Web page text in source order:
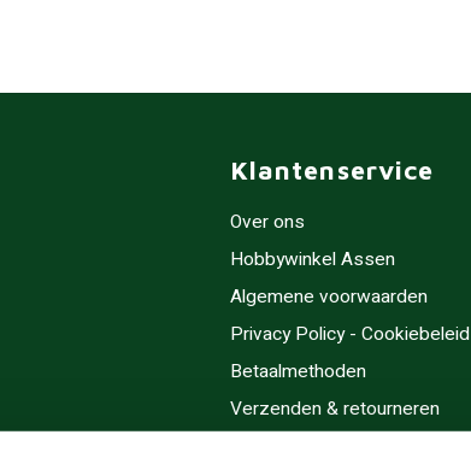
Klantenservice
Over ons
Hobbywinkel Assen
Algemene voorwaarden
Privacy Policy - Cookiebeleid
Betaalmethoden
Verzenden & retourneren